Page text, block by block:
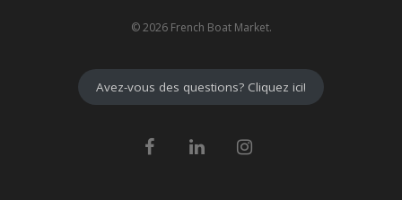
© 2026 French Boat Market.
Avez-vous des questions? Cliquez ici!